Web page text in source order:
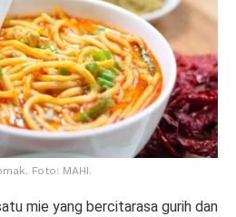
Foto: MAHI.
mie yang bercitarasa gurih dan